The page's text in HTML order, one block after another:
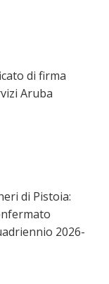
di firma
Aruba
di Pistoia:
2026-